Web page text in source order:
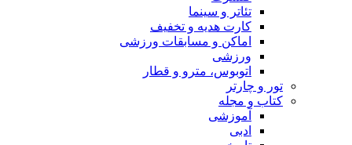
تئاتر و سینما
کارت هدیه و تخفیف
اماکن و مسابقات ورزشی
ورزشی
اتوبوس، مترو و قطار
تور و چارتر
کتاب و مجله
آموزشی
ادبی